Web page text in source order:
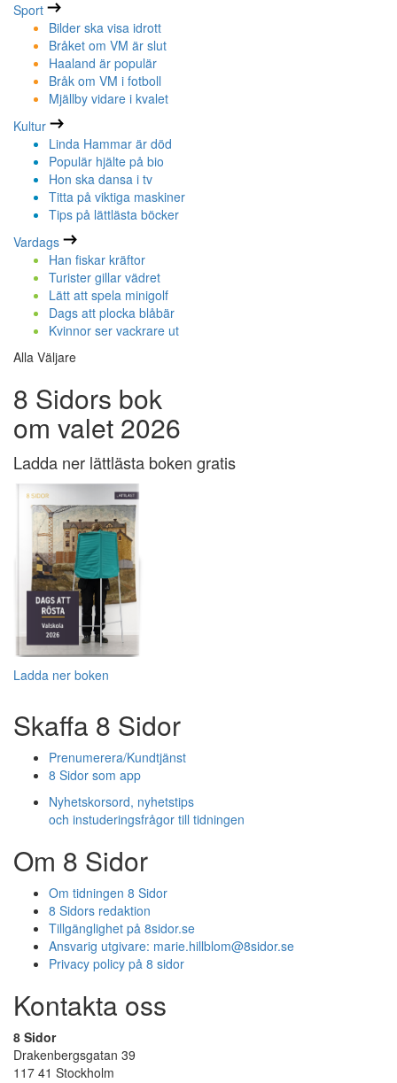
Sport
Bilder ska visa idrott
Bråket om VM är slut
Haaland är populär
Bråk om VM i fotboll
Mjällby vidare i kvalet
Kultur
Linda Hammar är död
Populär hjälte på bio
Hon ska dansa i tv
Titta på viktiga maskiner
Tips på lättlästa böcker
Vardags
Han fiskar kräftor
Turister gillar vädret
Lätt att spela minigolf
Dags att plocka blåbär
Kvinnor ser vackrare ut
Alla Väljare
8 Sidors bok
om valet 2026
Ladda ner lättlästa boken gratis
Ladda ner boken
Skaffa 8 Sidor
Prenumerera/Kundtjänst
8 Sidor som app
Nyhetskorsord, nyhetstips
och instuderingsfrågor till tidningen
Om 8 Sidor
Om tidningen 8 Sidor
8 Sidors redaktion
Tillgänglighet på 8sidor.se
Ansvarig utgivare: marie.hillblom@8sidor.se
Privacy policy på 8 sidor
Kontakta oss
8 Sidor
Drakenbergsgatan 39
117 41 Stockholm